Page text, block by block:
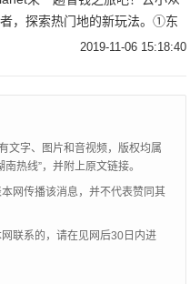
，探索热门地的新玩法。①东
群岛，印度尼西亚East Nusa
2019-11-06 15:18:40
文字、图片和音视频，版权均属
热线”，并附上原文链接。
网传播该消息，并不代表赞同其
联系的，请在见网后30日内进